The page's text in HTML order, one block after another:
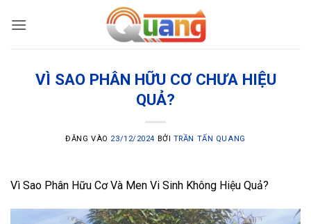
qua
VÌ SAO PHÂN HỮU CƠ CHƯA HIỆU
QUẢ?
ĐĂNG VÀO 23/12/2024 BỞI TRẦN TẤN QUANG
Vì Sao Phân Hữu Cơ Và Men Vi Sinh Không Hiệu Quả?